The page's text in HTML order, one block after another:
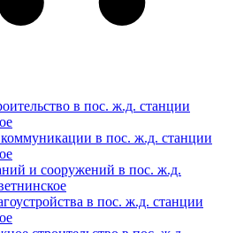
в пос. ж.д. станции
в пос. ж.д. станции
и сооружений в пос. ж.д.
в пос. ж.д. станции